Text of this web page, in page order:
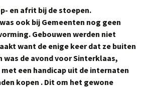
en afrit bij de stoepen.
ook bij Gemeenten nog geen
Gebouwen werden niet
want de enige keer dat ze buiten
was de avond voor Sinterklaas,
een handicap uit de internaten
kopen . Dit om het gewone